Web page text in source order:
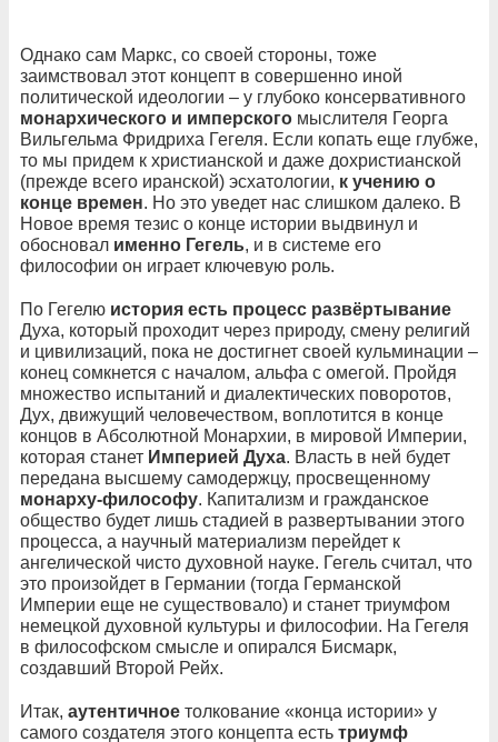
Однако сам Маркс, со своей стороны, тоже
заимствовал этот концепт в совершенно иной
политической идеологии – у глубоко консервативного
монархического и имперского мыслителя Георга
Вильгельма Фридриха Гегеля. Если копать еще глубже,
то мы придем к христианской и даже дохристианской
(прежде всего иранской) эсхатологии, к учению о
конце времен. Но это уведет нас слишком далеко. В
Новое время тезис о конце истории выдвинул и
обосновал именно Гегель, и в системе его
философии он играет ключевую роль.
По Гегелю история есть процесс развёртывание
Духа, который проходит через природу, смену религий
и цивилизаций, пока не достигнет своей кульминации –
конец сомкнется с началом, альфа с омегой. Пройдя
множество испытаний и диалектических поворотов,
Дух, движущий человечеством, воплотится в конце
концов в Абсолютной Монархии, в мировой Империи,
которая станет Империей Духа. Власть в ней будет
передана высшему самодержцу, просвещенному
монарху-философу. Капитализм и гражданское
общество будет лишь стадией в развертывании этого
процесса, а научный материализм перейдет к
ангелической чисто духовной науке. Гегель считал, что
это произойдет в Германии (тогда Германской
Империи еще не существовало) и станет триумфом
немецкой духовной культуры и философии. На Гегеля
в философском смысле и опирался Бисмарк,
создавший Второй Рейх.
Итак, аутентичное толкование «конца истории» у
самого создателя этого концепта есть триумф